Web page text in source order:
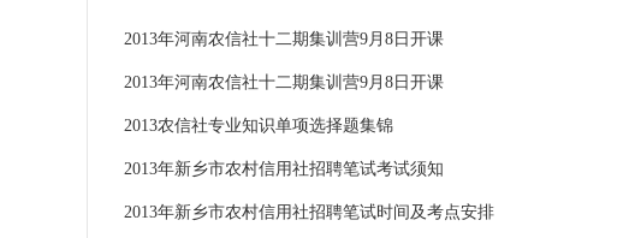
2013年河南农信社十二期集训营9月8日开课
2013年河南农信社十二期集训营9月8日开课
2013农信社专业知识单项选择题集锦
2013年新乡市农村信用社招聘笔试考试须知
2013年新乡市农村信用社招聘笔试时间及考点安排